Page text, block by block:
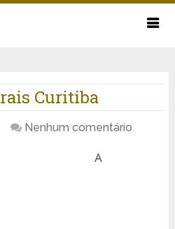
Curitiba
Nenhum comentário
A